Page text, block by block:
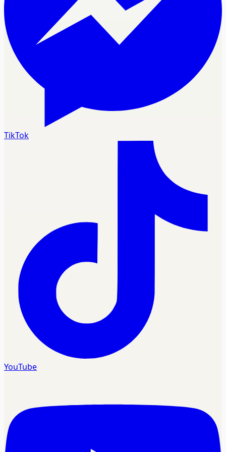
TikTok
YouTube